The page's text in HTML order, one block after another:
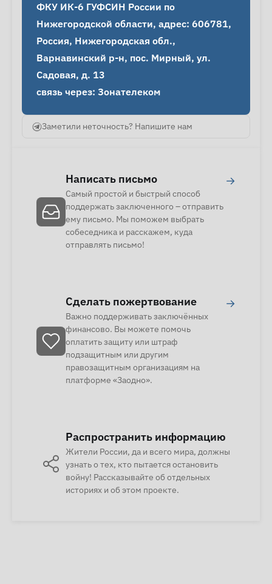
ФКУ ИК-6 ГУФСИН России по
Нижегородской области, адрес: 606781,
Россия, Нижегородская обл.,
Варнавинский р-н, пос. Мирный, ул.
Садовая, д. 13
связь через: Зонателеком
Заметили неточность? Напишите нам
Написать письмо
Самый простой и быстрый способ
поддержать заключенного – отправить
ему письмо. Мы поможем выбрать
собеседника и расскажем, куда
отправлять письмо!
→
Сделать пожертвование
Важно поддерживать заключённых
финансово. Вы можете помочь
оплатить защиту или штраф
подзащитным или другим
правозащитным организациям на
платформе «Заодно».
→
Распространить информацию
Жители России, да и всего мира, должны
узнать о тех, кто пытается остановить
войну! Рассказывайте об отдельных
историях и об этом проекте.